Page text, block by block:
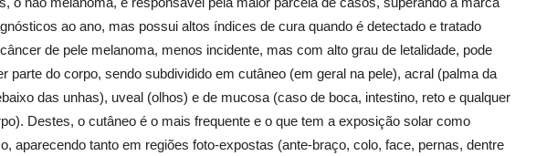
ao ano, mas possui altos índices de cura quando é detectado e tratado
de pele melanoma, menos incidente, mas com alto grau de letalidade, pode
parte do corpo, sendo subdividido em cutâneo (em geral na pele), acral (palma da
das unhas), uveal (olhos) e de mucosa (caso de boca, intestino, reto e qualquer
Destes, o cutâneo é o mais frequente e o que tem a exposição solar como
aparecendo tanto em regiões foto-expostas (ante-braço, colo, face, pernas, dentre